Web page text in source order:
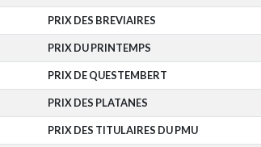
PRIX DES BREVIAIRES
PRIX DU PRINTEMPS
PRIX DE QUESTEMBERT
PRIX DES PLATANES
PRIX DES TITULAIRES DU PMU